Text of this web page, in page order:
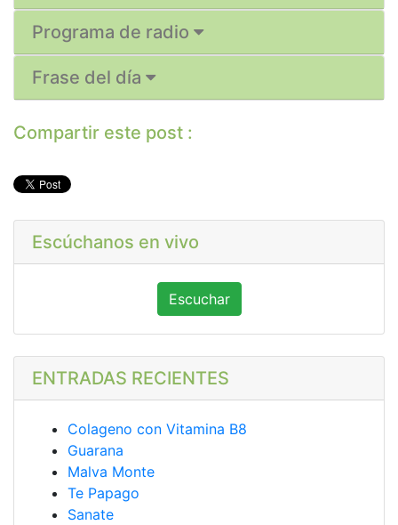
Programa de radio
Frase del día
Compartir este post :
Escúchanos en vivo
Escuchar
ENTRADAS RECIENTES
Colageno con Vitamina B8
Guarana
Malva Monte
Te Papago
Sanate